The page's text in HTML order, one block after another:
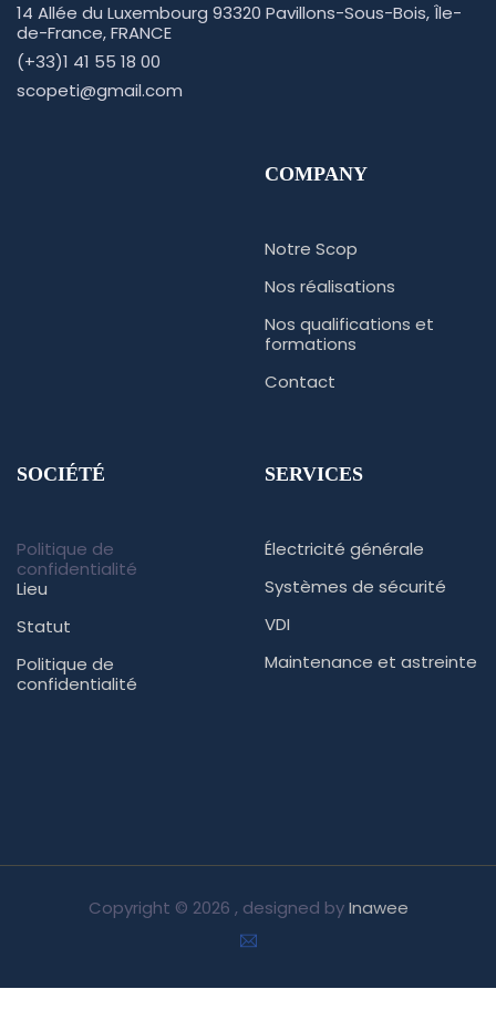
14 Allée du Luxembourg 93320 Pavillons-Sous-Bois, Île-
de-France, FRANCE
(+33)1 41 55 18 00
scopeti@gmail.com
COMPANY
Notre Scop
Nos réalisations
Nos qualifications et
formations
Contact
SOCIÉTÉ
Politique de
confidentialité
Lieu
Statut
Politique de
confidentialité
SERVICES
Électricité générale
Systèmes de sécurité
VDI
Maintenance et astreinte
Copyright © 2026 , designed byInawee